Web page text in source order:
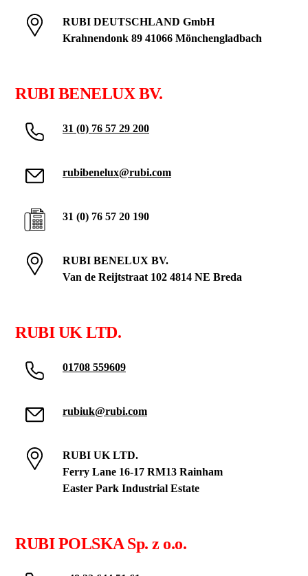
RUBI DEUTSCHLAND GmbH
Krahnendonk 89 41066 Mönchengladbach
RUBI BENELUX BV.
31 (0) 76 57 29 200
rubibenelux@rubi.com
31 (0) 76 57 20 190
RUBI BENELUX BV.
Van de Reijtstraat 102 4814 NE Breda
RUBI UK LTD.
01708 559609
rubiuk@rubi.com
RUBI UK LTD.
Ferry Lane 16-17 RM13 Rainham
Easter Park Industrial Estate
RUBI POLSKA Sp. z o.o.